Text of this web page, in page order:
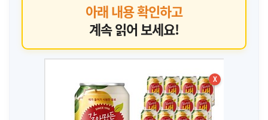
아래 내용 확인하고
계속 읽어 보세요!
X